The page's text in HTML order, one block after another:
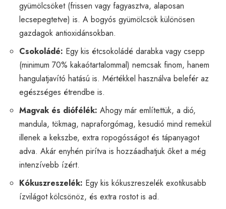
gyümölcsöket (frissen vagy fagyasztva, alaposan
lecsepegtetve) is. A bogyós gyümölcsök különösen
gazdagok antioxidánsokban.
Csokoládé: Egy kis étcsokoládé darabka vagy csepp
(minimum 70% kakaótartalommal) nemcsak finom, hanem
hangulatjavító hatású is. Mértékkel használva belefér az
egészséges étrendbe is.
Magvak és diófélék: Ahogy már említettük, a dió,
mandula, tökmag, napraforgómag, kesudió mind remekül
illenek a kekszbe, extra ropogósságot és tápanyagot
adva. Akár enyhén pirítva is hozzáadhatjuk őket a még
intenzívebb ízért.
Kókuszreszelék: Egy kis kókuszreszelék exotikusabb
ízvilágot kölcsönöz, és extra rostot is ad.